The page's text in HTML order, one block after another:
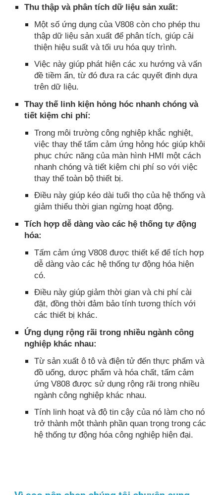
Thu thập và phân tích dữ liệu sản xuất:
Một số ứng dụng của V808 còn cho phép thu
thập dữ liệu sản xuất để phân tích, giúp cải
thiện hiệu suất và tối ưu hóa quy trình.
Việc này giúp phát hiện các xu hướng và vấn
đề tiềm ẩn, từ đó đưa ra các quyết định dựa
trên dữ liệu.
Thay thế linh kiện hỏng hóc nhanh chóng và
tiết kiệm chi phí:
Trong môi trường công nghiệp khắc nghiệt,
việc thay thế tấm cảm ứng hỏng hóc giúp khôi
phục chức năng của màn hình HMI một cách
nhanh chóng và tiết kiệm chi phí so với việc
thay thế toàn bộ thiết bị.
Điều này giúp kéo dài tuổi thọ của hệ thống và
giảm thiểu thời gian ngừng hoạt động.
Tích hợp dễ dàng vào các hệ thống tự động
hóa:
Tấm cảm ứng V808 được thiết kế để tích hợp
dễ dàng vào các hệ thống tự động hóa hiện
có.
Điều này giúp giảm thời gian và chi phí cài
đặt, đồng thời đảm bảo tính tương thích với
các thiết bị khác.
Ứng dụng rộng rãi trong nhiều ngành công
nghiệp khác nhau:
Từ sản xuất ô tô và điện tử đến thực phẩm và
đồ uống, dược phẩm và hóa chất, tấm cảm
ứng V808 được sử dụng rộng rãi trong nhiều
ngành công nghiệp khác nhau.
Tính linh hoạt và độ tin cậy của nó làm cho nó
trở thành một thành phần quan trọng trong các
hệ thống tự động hóa công nghiệp hiện đại.